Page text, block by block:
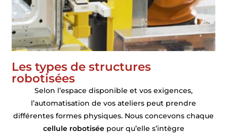
Les types de structures
robotisées
Selon l’espace disponible et vos exigences,
l’automatisation de vos ateliers peut prendre
différentes formes physiques. Nous concevons chaque
cellule robotiséepour qu’elle s’intègre